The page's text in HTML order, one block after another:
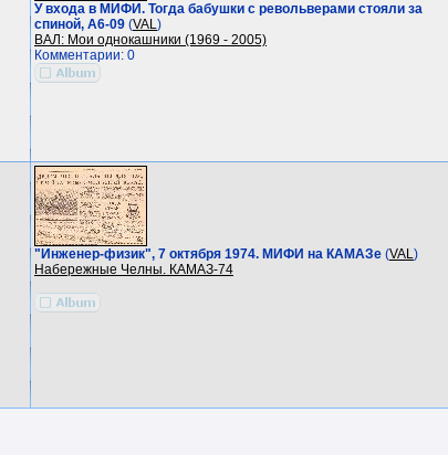
У входа в МИФИ. Тогда бабушки с револьверами стояли за
спиной, А6-09 (VAL)
ВАЛ: Мои однокашники (1969 - 2005)
Комментарии: 0
"Инженер-физик", 7 октября 1974. МИФИ на КАМАЗе (VAL)
Набережные Челны. КАМАЗ-74